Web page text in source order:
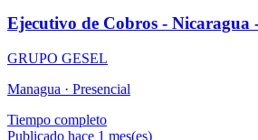
Ejecutivo de Cobros - Nicaragua
GRUPO GESEL
Managua · Presencial
Tiempo completo
Publicado hace 1 mes(es)